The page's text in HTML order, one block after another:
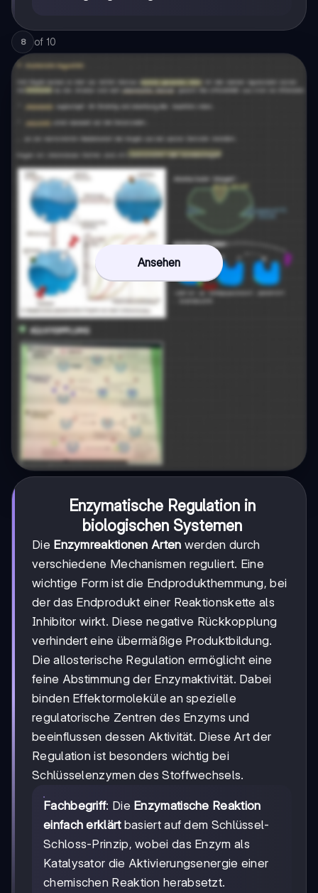
8 of 10
Ansehen
Enzymatische Regulation in
biologischen Systemen
Die Enzymreaktionen Arten werden durch
verschiedene Mechanismen reguliert. Eine
wichtige Form ist die Endprodukthemmung, bei
der das Endprodukt einer Reaktionskette als
Inhibitor wirkt. Diese negative Rückkopplung
verhindert eine übermäßige Produktbildung.
Die allosterische Regulation ermöglicht eine
feine Abstimmung der Enzymaktivität. Dabei
binden Effektormoleküle an spezielle
regulatorische Zentren des Enzyms und
beeinflussen dessen Aktivität. Diese Art der
Regulation ist besonders wichtig bei
Schlüsselenzymen des Stoffwechsels.
Fachbegriff: Die Enzymatische Reaktion
einfach erklärtbasiert auf dem Schlüssel-
Schloss-Prinzip, wobei das Enzym als
Katalysator die Aktivierungsenergie einer
chemischen Reaktion herabsetzt.